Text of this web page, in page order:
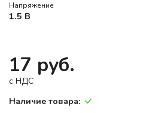
Напряжение
1.5 В
17 руб.
c НДС
Наличие товара: